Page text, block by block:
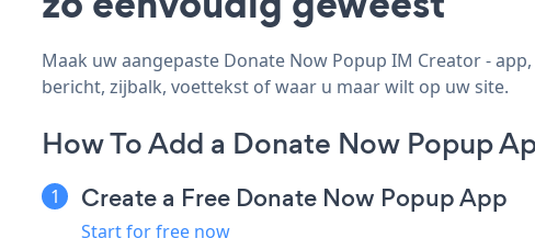
Maak uw aangepaste Donate Now Popup IM Creator -
bericht, zijbalk, voettekst of waar u maar wilt op uw site.
How To Add a Donate Now Popup
Create a Free Donate Now Popup App
Start for free now